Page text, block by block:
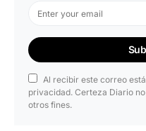
Al recibir este correo
privacidad. Certeza Diario
otros fines.